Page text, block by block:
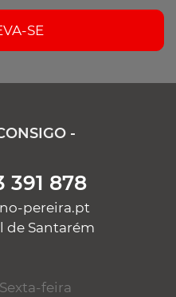
SE
-
391 878
pereira.pt
de Santarém
feira